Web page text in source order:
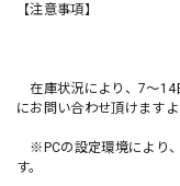
【注意事項】
在庫状況により、7〜14
にお問い合わせ頂けます
※PCの設定環境により
す。